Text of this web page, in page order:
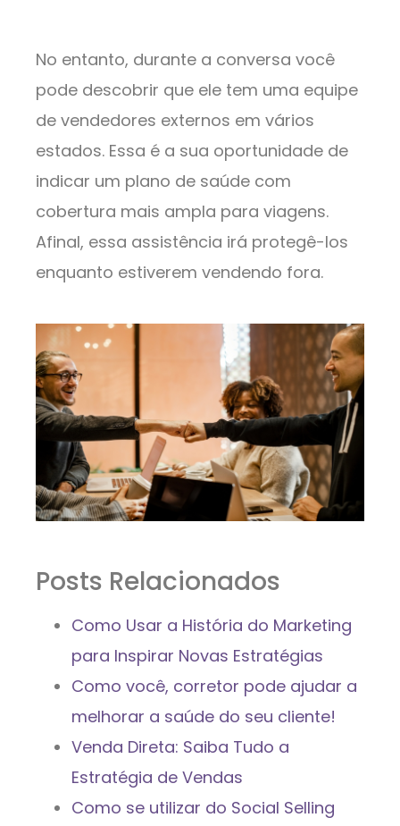
No entanto, durante a conversa você
pode descobrir que ele tem uma equipe
de vendedores externos em vários
estados. Essa é a sua oportunidade de
indicar um plano de saúde com
cobertura mais ampla para viagens.
Afinal, essa assistência irá protegê-los
enquanto estiverem vendendo fora.
Posts Relacionados
Como Usar a História do Marketing
para Inspirar Novas Estratégias
Como você, corretor pode ajudar a
melhorar a saúde do seu cliente!
Venda Direta: Saiba Tudo a
Estratégia de Vendas
Como se utilizar do Social Selling